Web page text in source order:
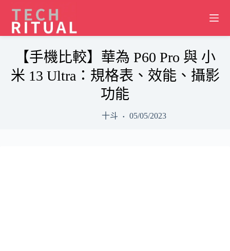
content
【手機比較】華為 P60 Pro 與 小
米 13 Ultra：規格表、效能、攝影
功能
十斗 05/05/2023